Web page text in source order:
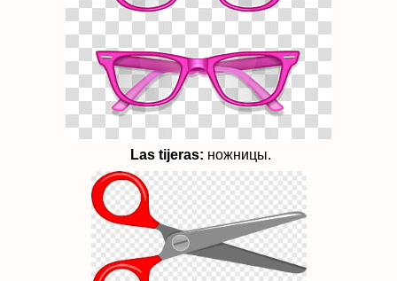
Las tijeras: ножницы.